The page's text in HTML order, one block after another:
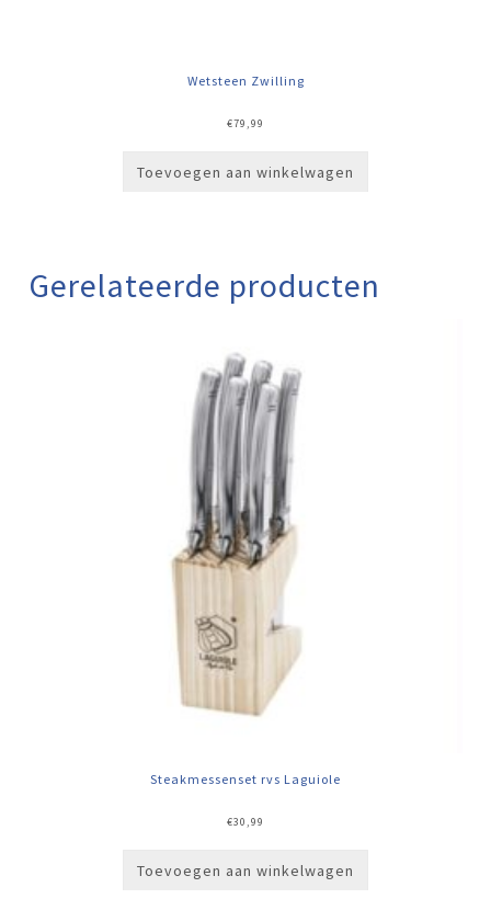
Wetsteen Zwilling
€79,99
Toevoegen aan winkelwagen
Gerelateerde producten
Steakmessenset rvs Laguiole
€30,99
Toevoegen aan winkelwagen